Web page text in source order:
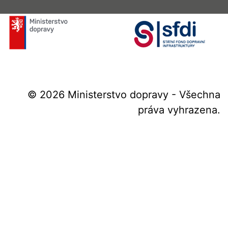
© 2026 Ministerstvo dopravy - Všechna
práva vyhrazena.